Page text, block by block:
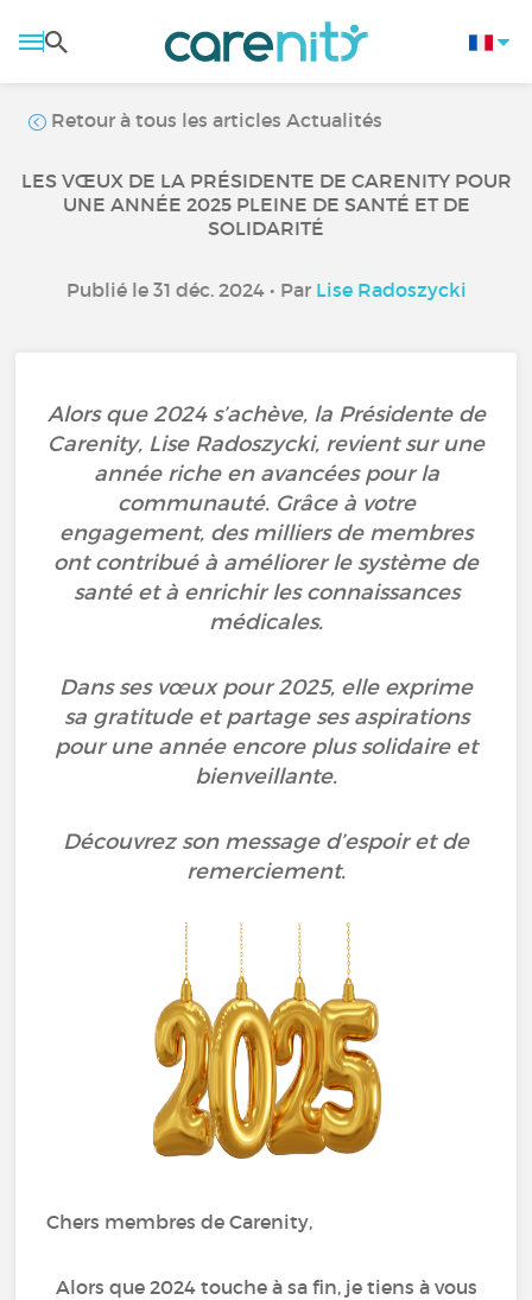
Retour à tous les articles Actualités
LES VŒUX DE LA PRÉSIDENTE DE CARENITY POUR
UNE ANNÉE 2025 PLEINE DE SANTÉ ET DE
SOLIDARITÉ
Publié le 31 déc. 2024 • Par Lise Radoszycki
Alors que 2024 s’achève, la Présidente de
Carenity, Lise Radoszycki, revient sur une
année riche en avancées pour la
communauté. Grâce à votre
engagement, des milliers de membres
ont contribué à améliorer le système de
santé et à enrichir les connaissances
médicales.
Dans ses vœux pour 2025, elle exprime
sa gratitude et partage ses aspirations
pour une année encore plus solidaire et
bienveillante.
Découvrez son message d’espoir et de
remerciement.
Chers membres de Carenity,
Alors que 2024 touche à sa fin, je tiens à vous